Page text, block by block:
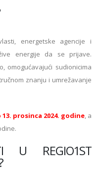
energetske agencije i
energije da se prijave.
omogućavajući sudionicima
znanju i umrežavanje
13. prosinca 2024. godine, a
U REGIO1ST